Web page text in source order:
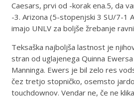
Caesars, prvi od -korak ena.5, da
-3. Arizona (5-stopenjski 3 SU/7-1
imajo UNLV za boljše žrebanje
Teksaška najboljša lastnost je
stran od uglajenega Quinna
Manninga. Ewers je bil zelo res
čez tretjo stopničko, osemsto
touchdownov. Vendar ne, če ne